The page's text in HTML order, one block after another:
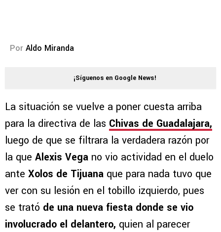
Por Aldo Miranda
¡Síguenos en Google News!
La situación se vuelve a poner cuesta arriba
para la directiva de las Chivas de Guadalajara,
luego de que se filtrara la verdadera razón por
la que Alexis Vega no vio actividad en el duelo
ante Xolos de Tijuana que para nada tuvo que
ver con su lesión en el tobillo izquierdo, pues
se trató de una nueva fiesta donde se vio
involucrado el delantero, quien al parecer